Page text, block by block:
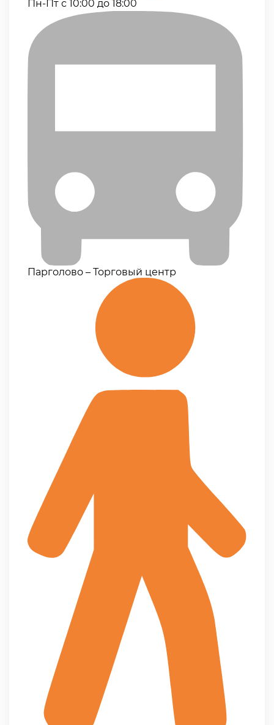
Пн-Пт с 10:00 до 18:00
Парголово – Торговый центр